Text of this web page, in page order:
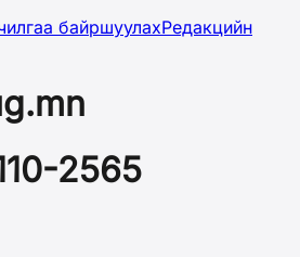
байршуулахРедакцийн
2565